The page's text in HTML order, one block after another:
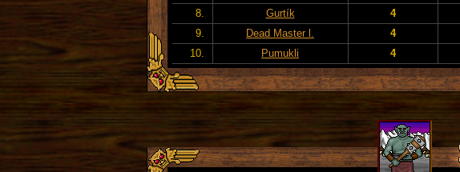
8.
Gurtík 4
9.
Dead Master l. 4
10.
Pumukli 4